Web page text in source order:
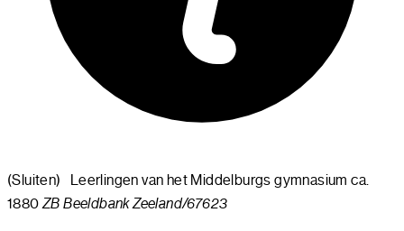
(Sluiten)
Leerlingen van het Middelburgs gymnasium ca.
1880ZB Beeldbank Zeeland/67623